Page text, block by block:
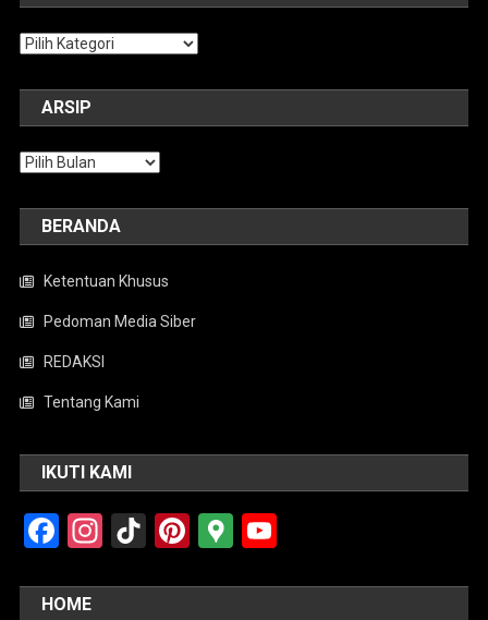
Kategori
ARSIP
Arsip
BERANDA
Ketentuan Khusus
Pedoman Media Siber
REDAKSI
Tentang Kami
IKUTI KAMI
Facebook
Instagram
TikTokPinterest
Google
HOME